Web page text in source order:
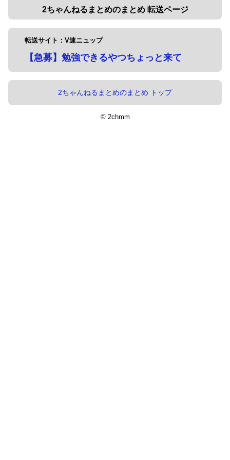
2ちゃんねるまとめのまとめ 転送ページ
転送サイト：V速ニュップ
【急募】勉強できるやつちょっと来て
2ちゃんねるまとめのまとめ トップ
© 2chmm